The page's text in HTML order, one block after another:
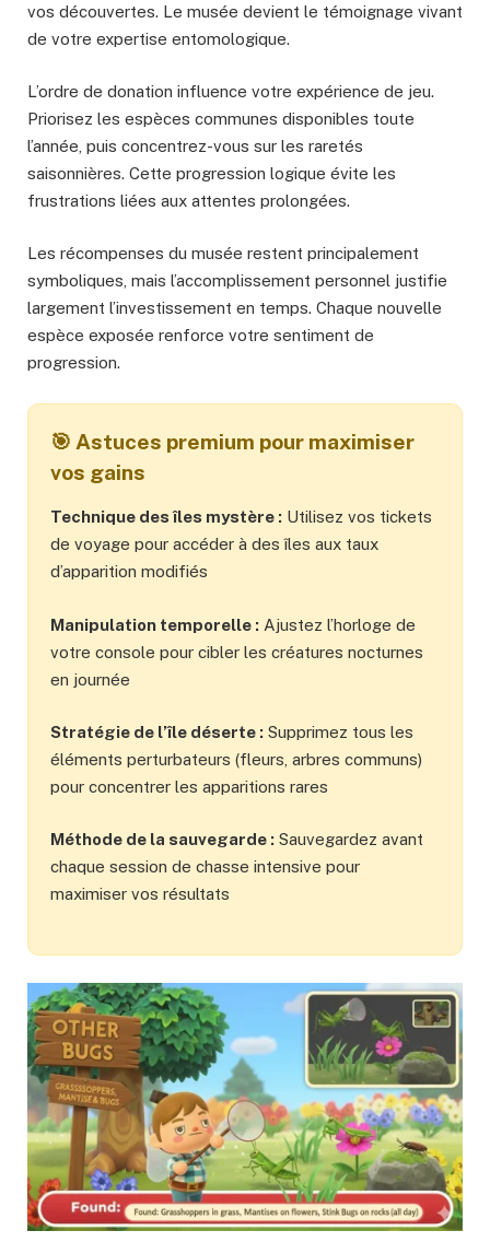
vos découvertes. Le musée devient le témoignage vivant
de votre expertise entomologique.
L’ordre de donation influence votre expérience de jeu.
Priorisez les espèces communes disponibles toute
l’année, puis concentrez-vous sur les raretés
saisonnières. Cette progression logique évite les
frustrations liées aux attentes prolongées.
Les récompenses du musée restent principalement
symboliques, mais l’accomplissement personnel justifie
largement l’investissement en temps. Chaque nouvelle
espèce exposée renforce votre sentiment de
progression.
🎯 Astuces premium pour maximiser
vos gains
Technique des îles mystère : Utilisez vos tickets
de voyage pour accéder à des îles aux taux
d’apparition modifiés
Manipulation temporelle : Ajustez l’horloge de
votre console pour cibler les créatures nocturnes
en journée
Stratégie de l’île déserte : Supprimez tous les
éléments perturbateurs (fleurs, arbres communs)
pour concentrer les apparitions rares
Méthode de la sauvegarde : Sauvegardez avant
chaque session de chasse intensive pour
maximiser vos résultats